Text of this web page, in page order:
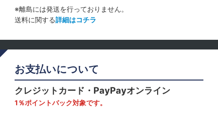
※離島には発送を行っておりません。
送料に関する詳細はコチラ
お支払いについて
クレジットカード・PayPayオンライン
1％ポイントバック対象です。